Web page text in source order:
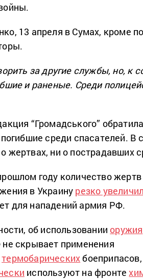
13 апреля в Сумах, кроме
за другие службы, но,
и раненые. Среди
“Громадського”
среди спасателей. В
жертвах, ни о пострадавших
году количество
в Украину резко
для нападений армия РФ.
об использовании оружия
скрывает применения
термобарическихбоеприпасов,
используют на фронте